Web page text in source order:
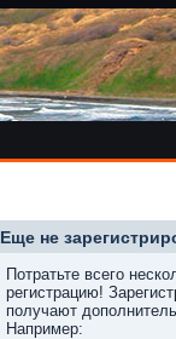
Еще не
Потратьте всего
регистрацию!
получают
Например: